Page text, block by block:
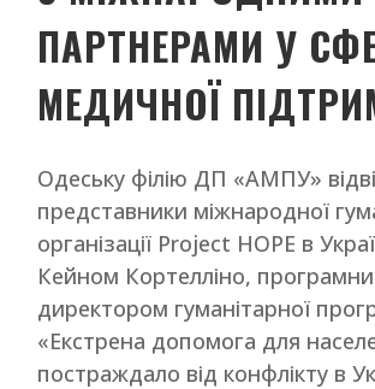
ПАРТНЕРАМИ У
МЕДИЧНОЇ
Одеську філію ДП «АМПУ»
представники міжнародної
організації Project HOPE в
Кейном Кортелліно,
директором гуманітарної
«Екстрена допомога для
постраждало від конфлікту в